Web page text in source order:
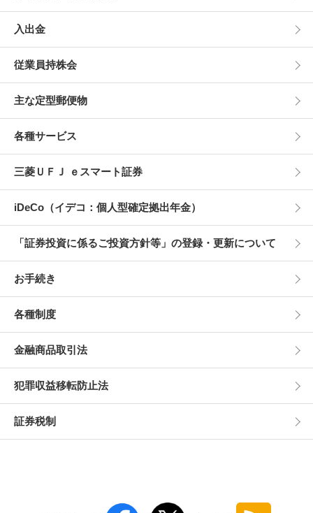
入出金
従業員持株会
主な定型郵便物
各種サービス
三菱ＵＦＪ ｅスマート証券
iDeCo（イデコ：個人型確定拠出年金）
「証券投資に係るご投資方針等」の登録・更新について
お手続き
各種制度
金融商品取引法
犯罪収益移転防止法
証券税制